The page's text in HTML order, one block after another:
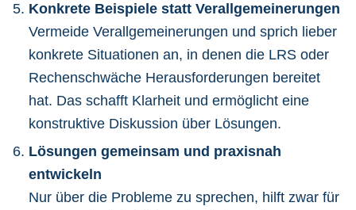
Konkrete Beispiele statt Verallgemeinerungen
Vermeide Verallgemeinerungen und sprich lieber
konkrete Situationen an, in denen die LRS oder
Rechenschwäche Herausforderungen bereitet
hat. Das schafft Klarheit und ermöglicht eine
konstruktive Diskussion über Lösungen.
Lösungen gemeinsam und praxisnah
entwickeln
Nur über die Probleme zu sprechen, hilft zwar für